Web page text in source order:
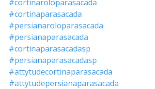
#cortinaroloparasacada
#cortinaparasacada
#persianaroloparasacada
#persianaparasacada
#cortinaparasacadasp
#persianaparasacadasp
#attytudecortinaparasacada
#attytudepersianaparasacada